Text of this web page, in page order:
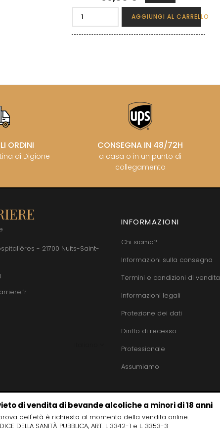
AGGIUNGI AL CARRELLO
ORDINI
di Digione
CONSEGNA IN 48/72H
a casa o in un punto di
collegamento
- 21700 Nuits-Saint-
INFORMAZIONI
Chi siamo?
Informazioni sulla consegna
Termini e condizioni di vendita
Informazioni legali
Protezione dei dati
Diritto di recesso
Professionale
Assumiamo
di vendita di bevande alcoliche a minori di 18 anni
dell'età è richiesta al momento della vendita online.
DELLA SANITÀ PUBBLICA, ART. L 3342-1 e L. 3353-3